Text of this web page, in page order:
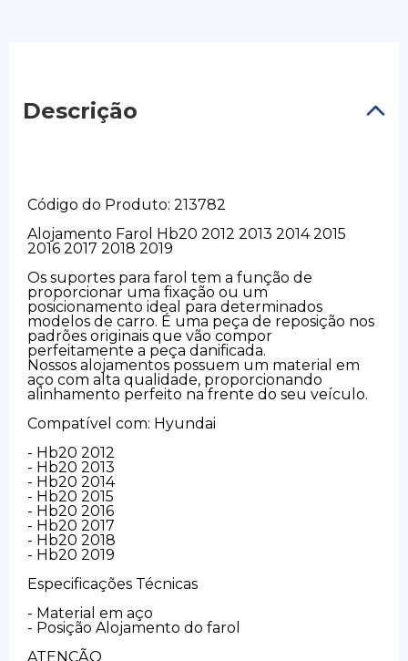
Descrição
Código do Produto: 213782
Alojamento Farol Hb20 2012 2013 2014 2015
2016 2017 2018 2019
Os suportes para farol tem a função de
proporcionar uma fixação ou um
posicionamento ideal para determinados
modelos de carro. É uma peça de reposição nos
padrões originais que vão compor
perfeitamente a peça danificada.
Nossos alojamentos possuem um material em
aço com alta qualidade, proporcionando
alinhamento perfeito na frente do seu veículo.
Compatível com: Hyundai
- Hb20 2012
- Hb20 2013
- Hb20 2014
- Hb20 2015
- Hb20 2016
- Hb20 2017
- Hb20 2018
- Hb20 2019
Especificações Técnicas
- Material em aço
- Posição Alojamento do farol
ATENÇÃO